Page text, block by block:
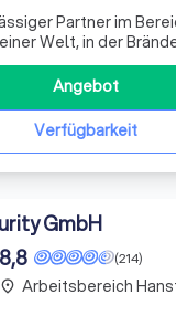
Partner im
Welt, in der
stehen wir Ihnen mit
zur Seite. Egal, ob
Maschinen oder
dass Sie
Verfügbarkeit
Angebot
GmbH
(214)
8,8
place Arbeitsbereich